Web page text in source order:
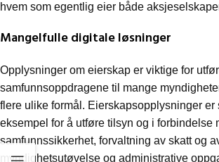
hvem som egentlig eier både
Mangelfulle digitale løsninger
Opplysninger om eierskap er viktige for
samfunnsoppdragene til mange
flere ulike formål. Eierskapsopplysninger er
eksempel for å utføre tilsyn og i forbindelse
samfunnssikkerhet, forvaltning av skatt og
myndighetsutøvelse og administrative